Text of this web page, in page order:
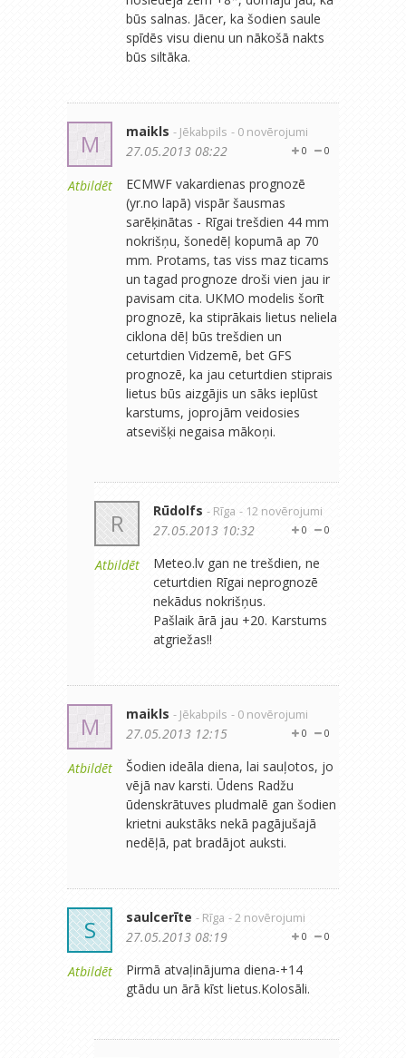
būs salnas. Jācer, ka šodien saule
spīdēs visu dienu un nākošā nakts
būs siltāka.
M
Atbildēt
maikls - Jēkabpils - 0 novērojumi
0
0
27.05.2013 08:22
ECMWF vakardienas prognozē
(yr.no lapā) vispār šausmas
sarēķinātas - Rīgai trešdien 44 mm
nokrišņu, šonedēļ kopumā ap 70
mm. Protams, tas viss maz ticams
un tagad prognoze droši vien jau ir
pavisam cita. UKMO modelis šorīt
prognozē, ka stiprākais lietus neliela
ciklona dēļ būs trešdien un
ceturtdien Vidzemē, bet GFS
prognozē, ka jau ceturtdien stiprais
lietus būs aizgājis un sāks ieplūst
karstums, joprojām veidosies
atsevišķi negaisa mākoņi.
R
Atbildēt
Rūdolfs - Rīga - 12 novērojumi
0
0
27.05.2013 10:32
Meteo.lv gan ne trešdien, ne
ceturtdien Rīgai neprognozē
nekādus nokrišņus.
Pašlaik ārā jau +20. Karstums
atgriežas!!
M
Atbildēt
maikls - Jēkabpils - 0 novērojumi
0
0
27.05.2013 12:15
Šodien ideāla diena, lai sauļotos, jo
vējā nav karsti. Ūdens Radžu
ūdenskrātuves pludmalē gan šodien
krietni aukstāks nekā pagājušajā
nedēļā, pat bradājot auksti.
S
Atbildēt
saulcerīte - Rīga - 2 novērojumi
0
0
27.05.2013 08:19
Pirmā atvaļinājuma diena-+14
gtādu un ārā kīst lietus.Kolosāli.